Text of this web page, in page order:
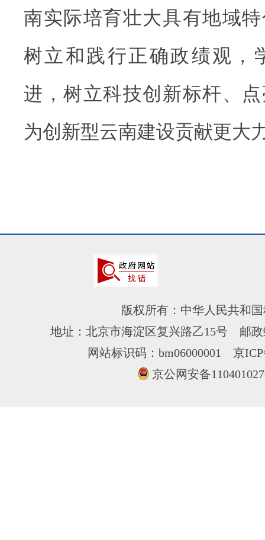
南实际培育壮大具有地域
树立和践行正确政绩观，
进，树立科技创新标杆、
为创新型云南建设贡献更大
版权所有：中华人民共和
地址：北京市海淀区复兴路乙15号 邮
网站标识码：bm06000001 京
京公网安备